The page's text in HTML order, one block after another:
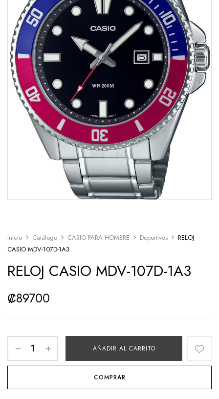
Inicio Catálogo CASIO PARA HOMBRE Deportivos
RELOJ
CASIO MDV-107D-1A3
RELOJ CASIO MDV-107D-1A3
₡89700
AÑADIR AL CARRITO
COMPRAR